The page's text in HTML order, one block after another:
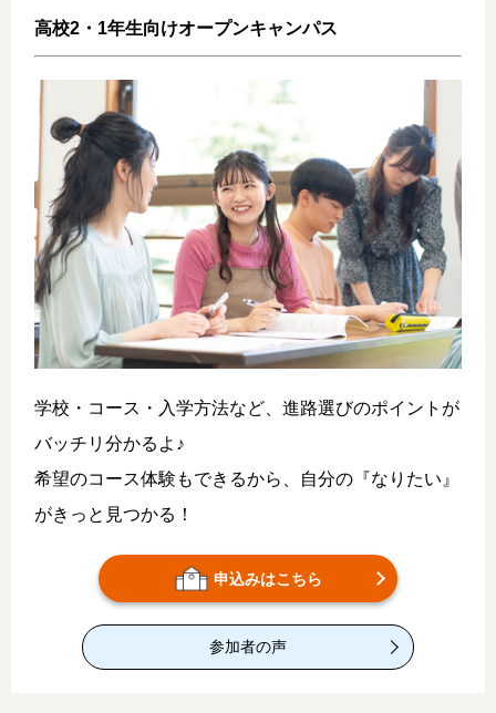
高校2・1年生向けオープンキャンパス
学校・コース・入学方法など、進路選びのポイントが
バッチリ分かるよ♪
希望のコース体験もできるから、自分の『なりたい』
がきっと見つかる！
申込みはこちら
参加者の声